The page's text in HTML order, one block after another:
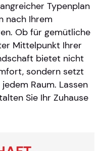
Typenplan
nach Ihrem
Ob für gemütliche
Mittelpunkt Ihrer
bietet nicht
sondern setzt
Raum. Lassen
Sie Ihr Zuhause